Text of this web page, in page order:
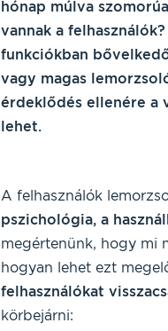
hónap múlva
vannak a
funkciókban
vagy magas
érdeklődés ellenére a
lehet.
A felhasználók
pszichológia, a
megértenünk, hogy mi
hogyan lehet ezt
felhasználókat
körbejárni: